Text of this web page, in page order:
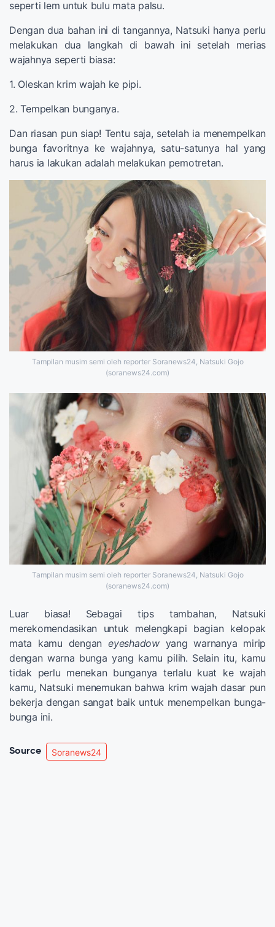
seperti lem untuk bulu mata palsu.
Dengan dua bahan ini di tangannya, Natsuki hanya perlu
melakukan dua langkah di bawah ini setelah merias
wajahnya seperti biasa:
1. Oleskan krim wajah ke pipi.
2. Tempelkan bunganya.
Dan riasan pun siap! Tentu saja, setelah ia menempelkan
bunga favoritnya ke wajahnya, satu-satunya hal yang
harus ia lakukan adalah melakukan pemotretan.
Tampilan musim semi oleh reporter Soranews24, Natsuki Gojo
(soranews24.com)
Tampilan musim semi oleh reporter Soranews24, Natsuki Gojo
(soranews24.com)
Luar biasa! Sebagai tips tambahan, Natsuki
merekomendasikan untuk melengkapi bagian kelopak
mata kamu dengan eyeshadowyang warnanya mirip
dengan warna bunga yang kamu pilih. Selain itu, kamu
tidak perlu menekan bunganya terlalu kuat ke wajah
kamu, Natsuki menemukan bahwa krim wajah dasar pun
bekerja dengan sangat baik untuk menempelkan bunga-
bunga ini.
Source Soranews24